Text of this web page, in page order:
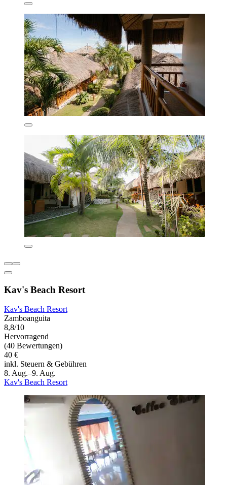
Kav's Beach Resort
Kav's Beach Resort
Zamboanguita
8,8/10
Hervorragend
(40 Bewertungen)
40 €
inkl. Steuern & Gebühren
8. Aug.–9. Aug.
Kav's Beach Resort